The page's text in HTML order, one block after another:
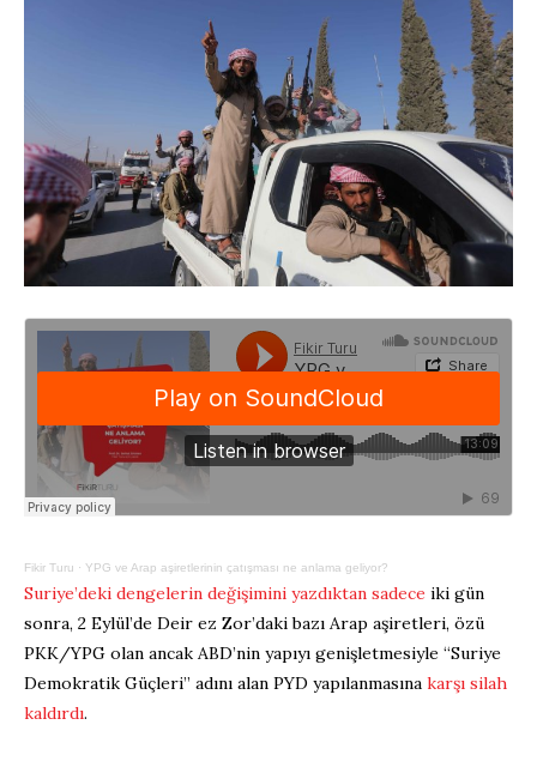
Fikir Turu · YPG ve Arap aşiretlerinin çatışması ne anlama geliyor?
Suriye’deki dengelerin değişimini yazdıktan sadece iki gün
sonra, 2 Eylül’de Deir ez Zor’daki bazı Arap aşiretleri, özü
PKK/YPG olan ancak ABD’nin yapıyı genişletmesiyle “Suriye
Demokratik Güçleri” adını alan PYD yapılanmasına karşı silah
kaldırdı.